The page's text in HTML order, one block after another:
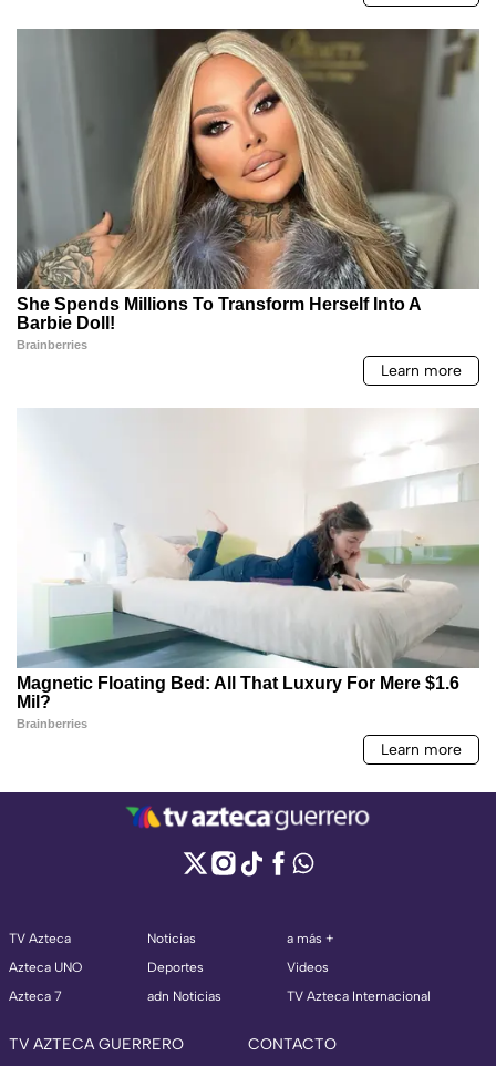
TV Azteca
Azteca UNO
Azteca 7
Noticias
Deportes
adn Noticias
a más +
Videos
TV Azteca Internacional
TV AZTECA GUERRERO CONTACTO